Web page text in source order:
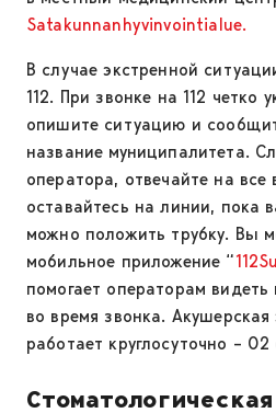
Satakunnanhyvinvointialue.
В случае экстренной
112. При звонке на 112 четко
опишите ситуацию и
название муниципалитета.
оператора, отвечайте на все
оставайтесь на линии, пока
можно положить трубку. Вы
мобильное приложение “
помогает операторам
во время звонка.
работает круглосуточно –